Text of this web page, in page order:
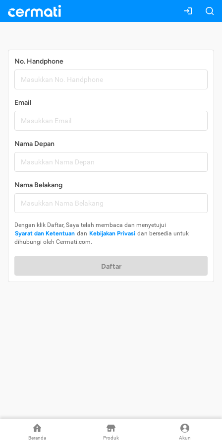
Beranda Produk Akun
No. Handphone
Email
Nama Depan
Nama Belakang
Dengan klik Daftar, Saya telah membaca dan menyetujui
Syarat dan Ketentuan dan Kebijakan Privasi dan bersedia untuk
dihubungi oleh Cermati.com.
Daftar